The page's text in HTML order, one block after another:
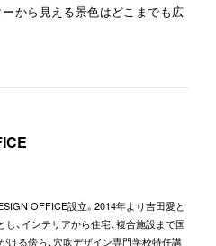
ーから見える景色はどこまでも広
OFFICE設立。2014年より吉田愛と
、インテリアから住宅、複合施設まで国
ける傍ら、穴吹デザイン専門学校特任講